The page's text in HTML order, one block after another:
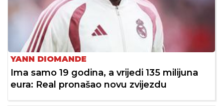
YANN DIOMANDE
Ima samo 19 godina, a vrijedi 135 milijuna
eura: Real pronašao novu zvijezdu